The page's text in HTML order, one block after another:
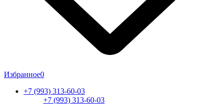
Избранное0
+7 (993) 313-60-03
+7 (993) 313-60-03